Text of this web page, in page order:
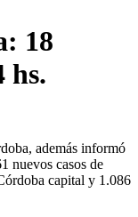
18
hs.
además informó
nuevos casos de
capital y 1.086